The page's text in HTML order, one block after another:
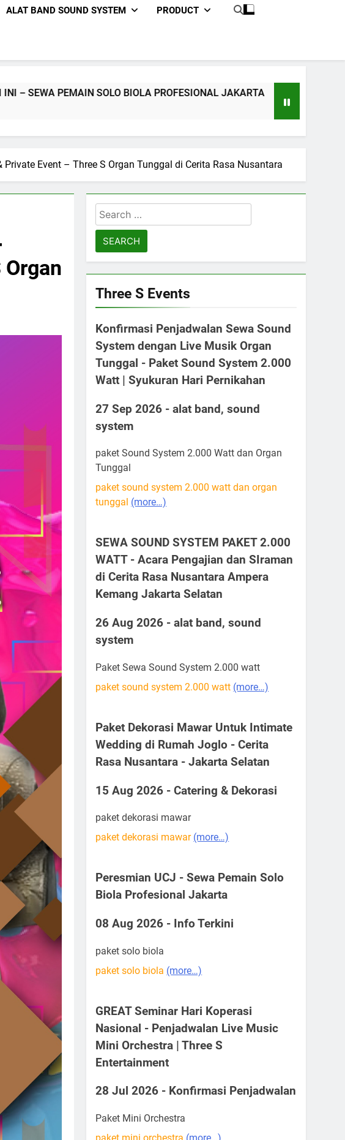
ALAT BAND SOUND SYSTEM PRODUCT
BIOLA PROFESIONAL JAKARTA SEWA SOUND
Event – Three S Organ Tunggal di Cerita Rasa Nusantara
Search
for:
Three S Events
Konfirmasi Penjadwalan Sewa Sound
System dengan Live Musik Organ
Tunggal - Paket Sound System 2.000
Watt | Syukuran Hari Pernikahan
27 Sep 2026 - alat band, sound
system
paket Sound System 2.000 Watt dan Organ
Tunggal
paket sound system 2.000 watt dan organ
tunggal(more…)
SEWA SOUND SYSTEM PAKET 2.000
WATT - Acara Pengajian dan SIraman
di Cerita Rasa Nusantara Ampera
Kemang Jakarta Selatan
26 Aug 2026 - alat band, sound
system
Paket Sewa Sound System 2.000 watt
paket sound system 2.000 watt(more…)
Paket Dekorasi Mawar Untuk Intimate
Wedding di Rumah Joglo - Cerita
Rasa Nusantara - Jakarta Selatan
15 Aug 2026 - Catering & Dekorasi
paket dekorasi mawar
paket dekorasi mawar (more…)
Peresmian UCJ - Sewa Pemain Solo
Biola Profesional Jakarta
08 Aug 2026 - Info Terkini
paket solo biola
paket solo biola (more…)
GREAT Seminar Hari Koperasi
Nasional - Penjadwalan Live Music
Mini Orchestra | Three S
Entertainment
28 Jul 2026 - Konfirmasi Penjadwalan
Paket Mini Orchestra